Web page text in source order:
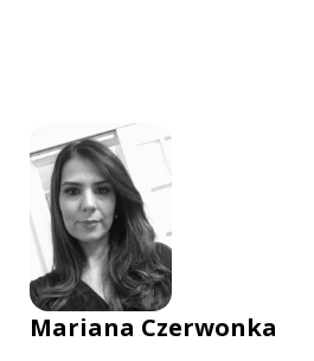
Mariana Czerwonka